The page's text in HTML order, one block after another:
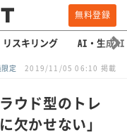
無料登録
リスキリング AI・生成AI
定 2019/11/05 06:10 掲載
ウド型のトレ
欠かせない」